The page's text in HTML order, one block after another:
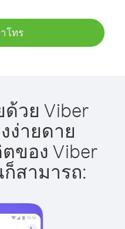
โทร
วย Viber
ง่ายดาย
ของ Viber
สามารถ: